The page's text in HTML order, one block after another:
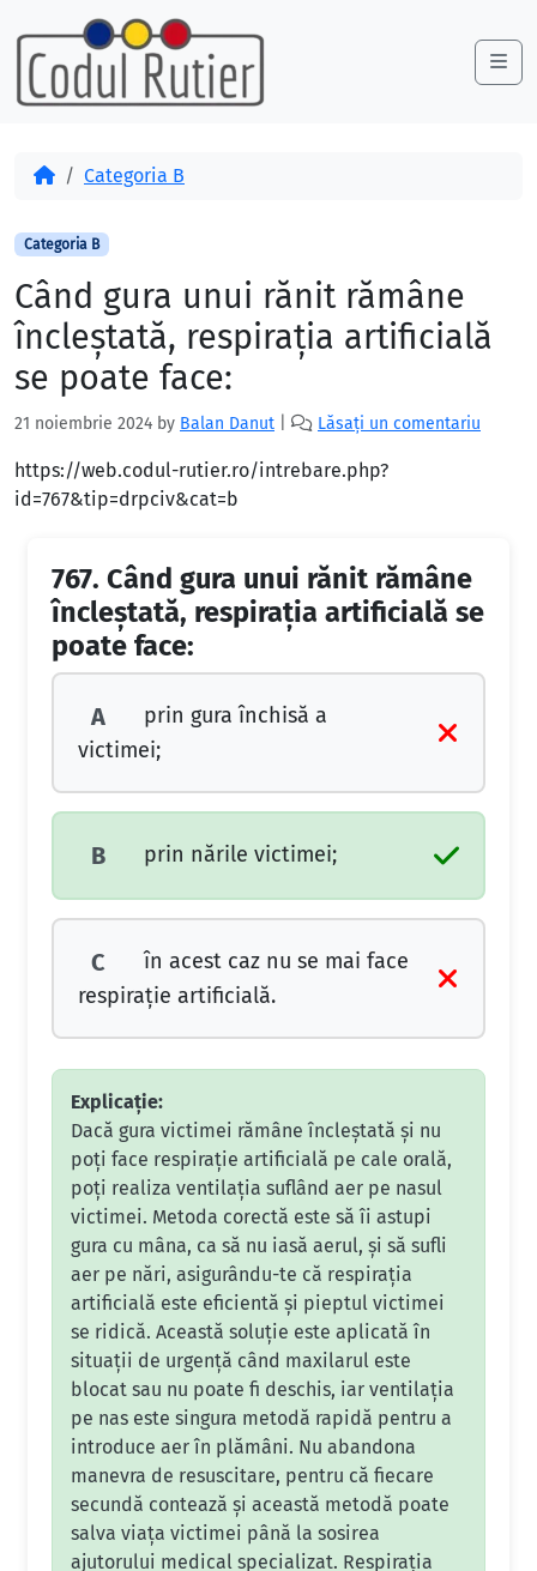
Skip to content
Skip to footer
AcasăCategoria B
Categoria B
Când gura unui rănit rămâne
încleştată, respiraţia artificială
se poate face:
21 noiembrie 2024 by Balan Danut Lăsați un comentariu
https://web.codul-rutier.ro/intrebare.php?
id=767&tip=drpciv&cat=b
767. Când gura unui rănit rămâne
încleştată, respiraţia artificială se
poate face:
A
prin gura închisă a
victimei;
B prin nările victimei;
C
în acest caz nu se mai face
respiraţie artificială.
Explicație:
Dacă gura victimei rămâne încleștată și nu
poți face respirație artificială pe cale orală,
poți realiza ventilația suflând aer pe nasul
victimei. Metoda corectă este să îi astupi
gura cu mâna, ca să nu iasă aerul, și să sufli
aer pe nări, asigurându-te că respirația
artificială este eficientă și pieptul victimei
se ridică. Această soluție este aplicată în
situații de urgență când maxilarul este
blocat sau nu poate fi deschis, iar ventilația
pe nas este singura metodă rapidă pentru a
introduce aer în plămâni. Nu abandona
manevra de resuscitare, pentru că fiecare
secundă contează și această metodă poate
salva viața victimei până la sosirea
ajutorului medical specializat. Respirația